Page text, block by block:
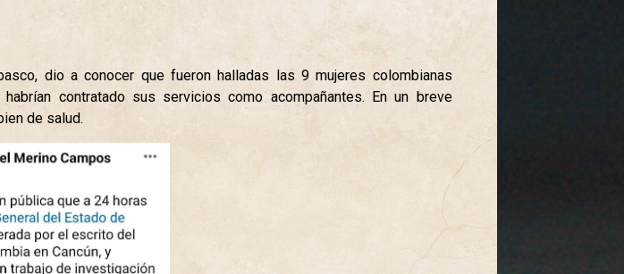
dio a conocer que fueron halladas las 9 mujeres colombianas
contratado sus servicios como acompañantes. En un breve
de salud.